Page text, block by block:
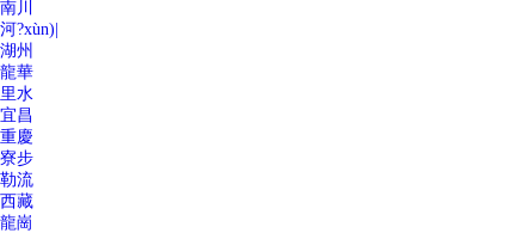
南川
河?xùn)|
湖州
龍華
里水
宜昌
重慶
寮步
勒流
西藏
龍崗